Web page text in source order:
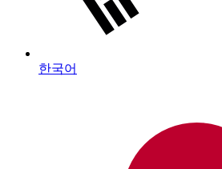
한국어